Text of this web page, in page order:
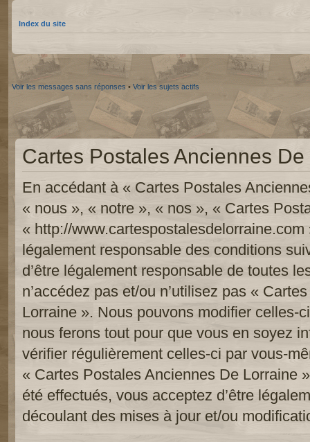
Index du site
Voir les messages sans réponses • Voir les sujets actifs
Cartes Postales Anciennes
En accédant à « Cartes Postales
« nous », « notre », « nos », « Cartes
« http://www.cartespostalesdelorraine.com
légalement responsable des conditions
d’être légalement responsable de toutes
n’accédez pas et/ou n’utilisez pas «
Lorraine ». Nous pouvons modifier celles-
nous ferons tout pour que vous en soyez
vérifier régulièrement celles-ci par vous-
« Cartes Postales Anciennes De Lorraine
été effectués, vous acceptez d’être
découlant des mises à jour et/ou